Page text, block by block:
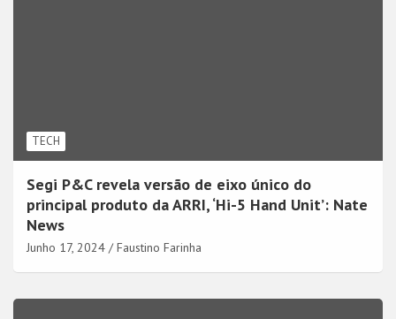
TECH
Segi P&C revela versão de eixo único do
principal produto da ARRI, ‘Hi-5 Hand Unit’: Nate
News
Junho 17, 2024 Faustino Farinha